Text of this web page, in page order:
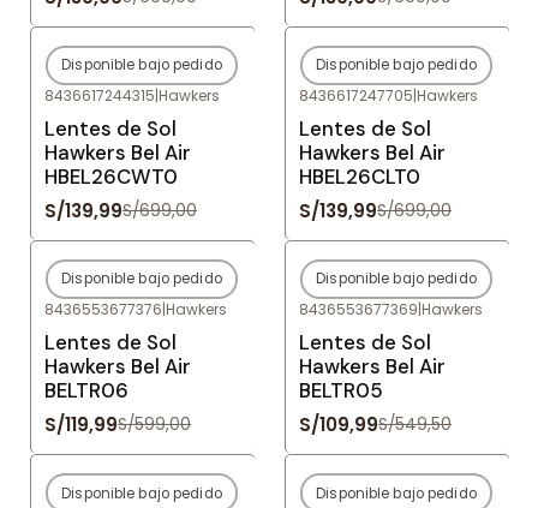
-80%OFF
Agotado
Disponible bajo pedido
8436617244315|Hawkers
Lentes de Sol
Hawkers Bel Air
HBEL26CWT0
S/139,99S/699,00
-80%OFF
Agotado
Disponible bajo pedido
8436617247705|Hawkers
Lentes de Sol
Hawkers Bel Air
HBEL26CLT0
S/139,99S/699,00
-80%OFF
Agotado
Disponible bajo pedido
8436553677376|Hawkers
Lentes de Sol
Hawkers Bel Air
BELTR06
S/119,99S/599,00
-80%OFF
Agotado
Disponible bajo pedido
8436553677369|Hawkers
Lentes de Sol
Hawkers Bel Air
BELTR05
S/109,99S/549,50
-80%OFF
Disponible bajo pedido -80%OFF
Disponible bajo pedido